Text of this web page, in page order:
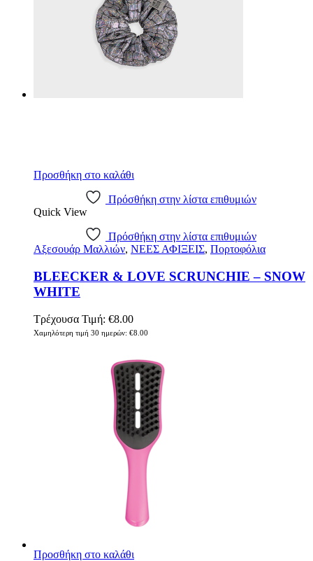
Προσθήκη στο καλάθι
Πρόσθήκη στην λίστα επιθυμιών
Quick View
Πρόσθήκη στην λίστα επιθυμιών
Αξεσουάρ Μαλλιών, ΝΕΕΣ ΑΦΙΞΕΙΣ, Πορτοφόλια
BLEECKER & LOVE SCRUNCHIE – SNOW
WHITE
Τρέχουσα Τιμή: €8.00
Χαμηλότερη τιμή 30 ημερών: €8.00
Προσθήκη στο καλάθι